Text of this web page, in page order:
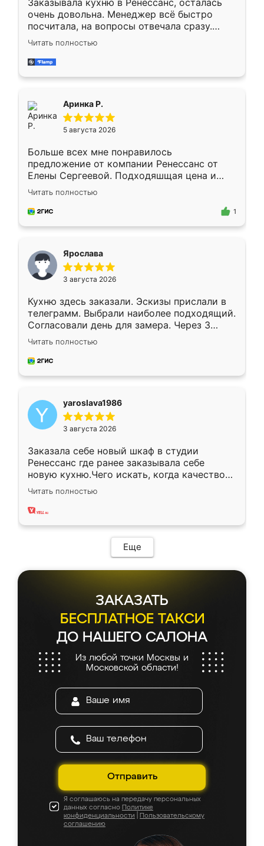
Заказывала кухню в Ренессанс, осталась
очень довольна. Менеджер всё быстро
посчитала, на вопросы отвечала сразу.
Замерщик приехал в субботу, подошёл к
делу со всей ответственностью. Собрали
за день, ребята работали аккуратно, даже
Читать полностью
Аринка Р.
5 августа 2026
Больше всех мне понравилось
предложение от компании Ренессанс от
Елены Сергеевой. Подходяшщая цена и
короткие сроки изготовления. Приехавший
для замера сотрудник Владислав
предложил по моему эскизу самый
Читать полностью
1
Ярослава
3 августа 2026
Кухню здесь заказали. Эскизы прислали в
телеграмм. Выбрали наиболее подходящий.
Согласовали день для замера. Через 3
недели кухня была уже готова. Остались
довольны работой. Спасибо Ренессанс
мебель за качественную работу!
Читать полностью
yaroslava1986
3 августа 2026
Заказала себе новый шкаф в студии
Ренессанс где ранее заказывала себе
новую кухню.Чего искать, когда качеством
вполне довольна. Служит кухня уже почти
два года, нареканий нет.
Читать полностью
Еще
ЗАКАЗАТЬ
БЕСПЛАТНОЕ ТАКСИ
ДО НАШЕГО САЛОНА
Из любой точки Москвы и
Московской области!
Отправить
Я соглашаюсь на передачу персональных
данных согласно Политике
конфиденциальности
Пользовательскому
соглашению